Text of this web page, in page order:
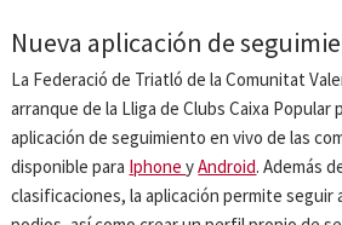
Nueva aplicación de
La Federació de Triatló de la Comunitat
arranque de la Lliga de Clubs Caixa Popular
aplicación de seguimiento en vivo de las
disponible para IphoneyAndroid. Además
clasificaciones, la aplicación permite